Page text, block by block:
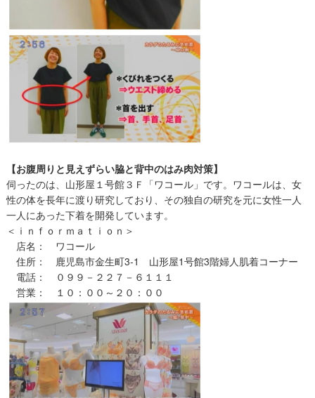
【お腹周りと見えずらい脇と背中のはみ肉対策】
伺ったのは、山形屋１号館３Ｆ「ワコール」です。ワコールは、女
性の体を長年に渡り研究しており、その独自の研究を元に女性一人
一人にあった下着を開発しています。
＜ｉｎｆｏｒｍａｔｉｏｎ＞
店名： ワコール
住所： 鹿児島市金生町3-1 山形屋1号館3階婦人肌着コーナー
電話： ０９９－２２７－６１１１
営業： １０：００～２０：００